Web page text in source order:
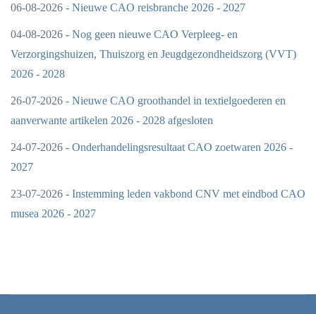
06-08-2026 - Nieuwe CAO reisbranche 2026 - 2027
04-08-2026 - Nog geen nieuwe CAO Verpleeg- en
Verzorgingshuizen, Thuiszorg en Jeugdgezondheidszorg (VVT)
2026 - 2028
26-07-2026 - Nieuwe CAO groothandel in textielgoederen en
aanverwante artikelen 2026 - 2028 afgesloten
24-07-2026 - Onderhandelingsresultaat CAO zoetwaren 2026 -
2027
23-07-2026 - Instemming leden vakbond CNV met eindbod CAO
musea 2026 - 2027